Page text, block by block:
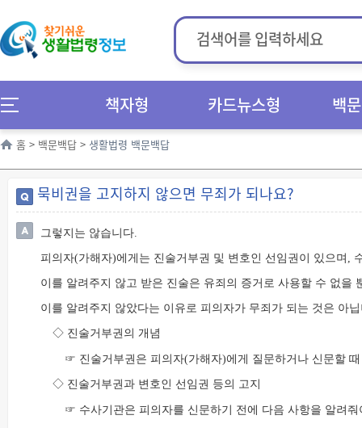
책자형 카드뉴스형 백
홈 > 백문백답 > 생활법령 백문백답
묵비권을 고지하지 않으면 무죄가 되나요?
그렇지는 않습니다.
피의자(가해자)에게는 진술거부권 및 변호인 선임권이 있으며,
이를 알려주지 않고 받은 진술은 유죄의 증거로 사용할 수 없을
이를 알려주지 않았다는 이유로 피의자가 무죄가 되는 것은 아
◇ 진술거부권의 개념
☞ 진술거부권은 피의자(가해자)에게 질문하거나 신문할
◇ 진술거부권과 변호인 선임권 등의 고지
☞ 수사기관은 피의자를 신문하기 전에 다음 사항을 알려줘